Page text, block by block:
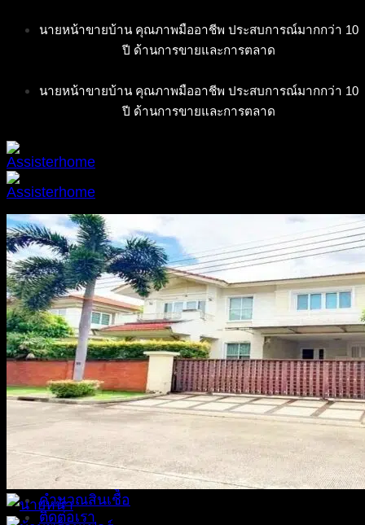
Skip
นายหน้าขายบ้าน คุณภาพมืออาชีพ ประสบการณ์มากกว่า 10
ปี ด้านการขายและการตลาด
นายหน้าขายบ้าน คุณภาพมืออาชีพ ประสบการณ์มากกว่า 10
ปี ด้านการขายและการตลาด
หน้าแรก
เกี่ยวกับเรา
บริการ
ทรัพย์ฝากขาย
บ้าน
ทาวน์โฮม/ทาวน์เฮาส์
คอนโด
ที่ดิน
อาคารพาณิชย์
สำนักงาน
ทรัพย์มือหนึ่ง
อสังหาฯ น่ารู้
คำนวณสินเชื่อ
ติดต่อเรา